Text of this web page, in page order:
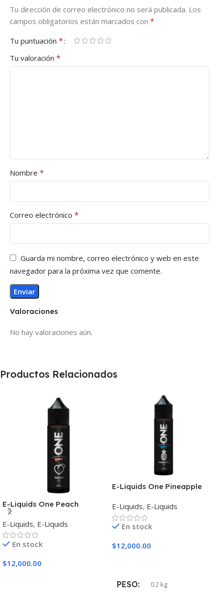
Valoraciones
No hay valoraciones aún.
Tu dirección de correo electrónico no será publicada. Los
campos obligatorios están marcados con *
Tu puntuación *
Tu valoración *
Nombre *
Correo electrónico *
Guarda mi nombre, correo electrónico y web en este
navegador para la próxima vez que comente.
Productos Relacionados
E-Liquids One Peach
E-Liquids, E-Liquids
En stock
$12,000.00
E-Liquids One Pineapple
E-Liquids, E-Liquids
En stock
$12,000.00
PESO 0.2 kg